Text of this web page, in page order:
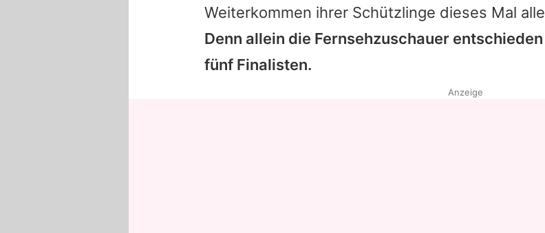
Weiterkommen ihrer Schützlinge dieses Mal
Denn allein die Fernsehzuschauer
fünf Finalisten.
Anzeige